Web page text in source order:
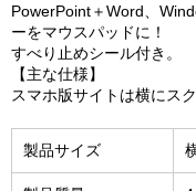
PowerPoint＋Word、
ーをマウスパッドに！
すべり止めシール付き。
【主な仕様】
スマホ版サイトは横にス
製品サイズ